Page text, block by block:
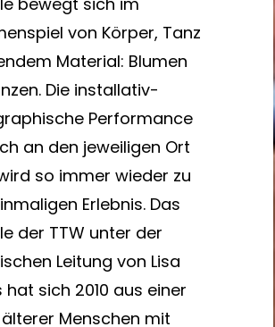
von Körper, Tanz
Material: Blumen
Die installativ-
Performance
an den jeweiligen Ort
so immer wieder zu
Erlebnis. Das
der TTW unter der
Leitung von Lisa
hat sich 2010 aus einer
Menschen mit